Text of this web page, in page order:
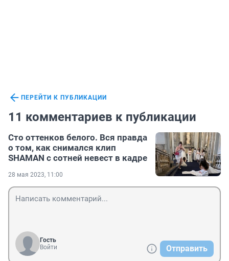
ПЕРЕЙТИ К ПУБЛИКАЦИИ
11 комментариев к публикации
Сто оттенков белого. Вся правда
о том, как снимался клип
SHAMAN с сотней невест в кадре
28 мая 2023, 11:00
Гость
Войти
Отправить